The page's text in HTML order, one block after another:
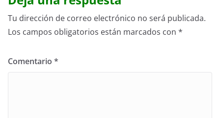
Tu dirección de correo electrónico no será publicada.
Los campos obligatorios están marcados con *
Comentario *